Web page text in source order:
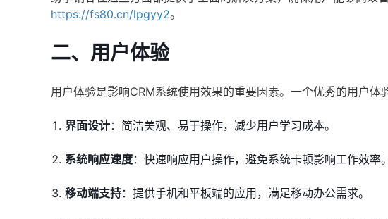
https://fs80.cn/lpgyy2。
二、用户体验
用户体验是影响CRM系统使用效果的重要因素。一个优秀的用户体
界面设计：简洁美观、易于操作，减少用户学习成本。
系统响应速度：快速响应用户操作，避免系统卡顿影响工作效率。
移动端支持：提供手机和平板端的应用，满足移动办公需求。